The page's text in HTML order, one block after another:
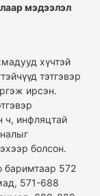
мэдээлэл
хүчтэй
тэтгэвэр
ирсэн.
ч, инфляцтай
болсон.
баримтаар 572
571-688